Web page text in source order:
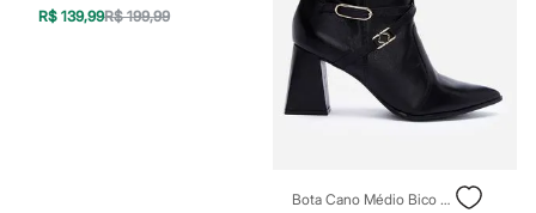
Todos os produtos
R$ 139,99R$ 199,99
Bota Cano Médio Bico Fino Salto Grosso Com Fivelas Preta